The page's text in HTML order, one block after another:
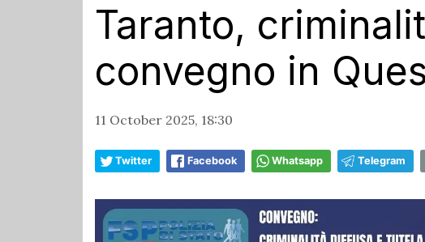
Taranto,
convegno in
11 October 2025, 18:30
Twitter Facebook Whatsapp Telegram